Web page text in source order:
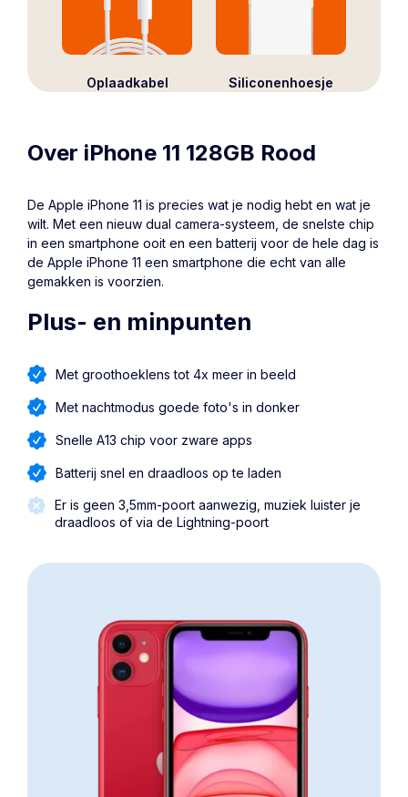
Oplaadkabel Siliconenhoesje
Over iPhone 11 128GB Rood
De Apple iPhone 11 is precies wat je nodig hebt en wat je
wilt. Met een nieuw dual camera-systeem, de snelste chip
in een smartphone ooit en een batterij voor de hele dag is
de Apple iPhone 11 een smartphone die echt van alle
gemakken is voorzien.
Plus- en minpunten
Met groothoeklens tot 4x meer in beeld
Met nachtmodus goede foto's in donker
Snelle A13 chip voor zware apps
Batterij snel en draadloos op te laden
Er is geen 3,5mm-poort aanwezig, muziek luister je
draadloos of via de Lightning-poort